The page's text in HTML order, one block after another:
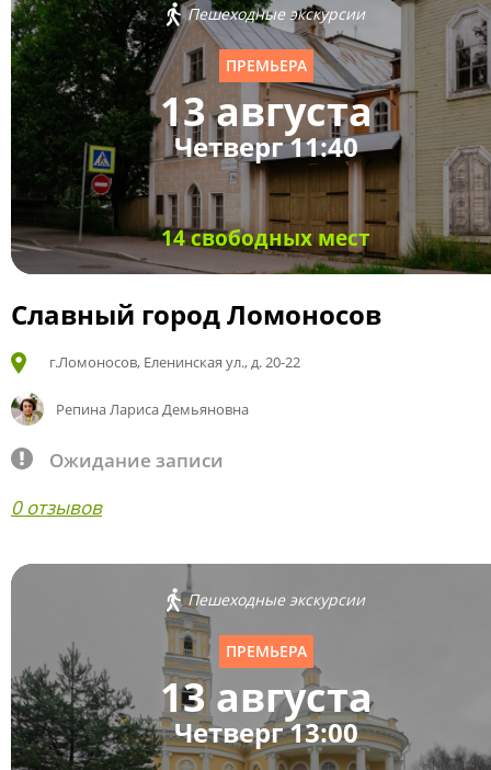
Пешеходные экскурсии
ПРЕМЬЕРА
13 августа
Четверг 11:40
14 свободных мест
Славный город Ломоносов
г.Ломоносов, Еленинская ул., д. 20-22
Репина Лариса Демьяновна
Ожидание записи
0 отзывов
Пешеходные экскурсии
ПРЕМЬЕРА
13 августа
Четверг 13:00